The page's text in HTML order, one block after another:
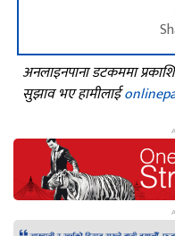
अनलाइनपाना डटकममा
सुझाव भए हामीलाई